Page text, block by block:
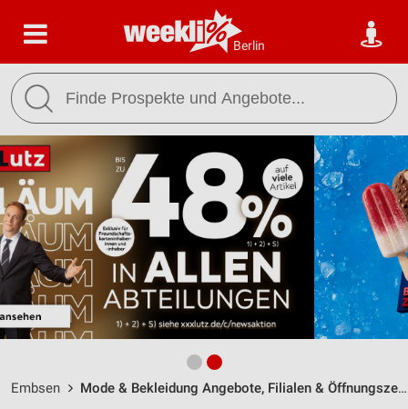
Berlin
Embsen Mode & Bekleidung Angebote, Filialen & Öffnungszeiten